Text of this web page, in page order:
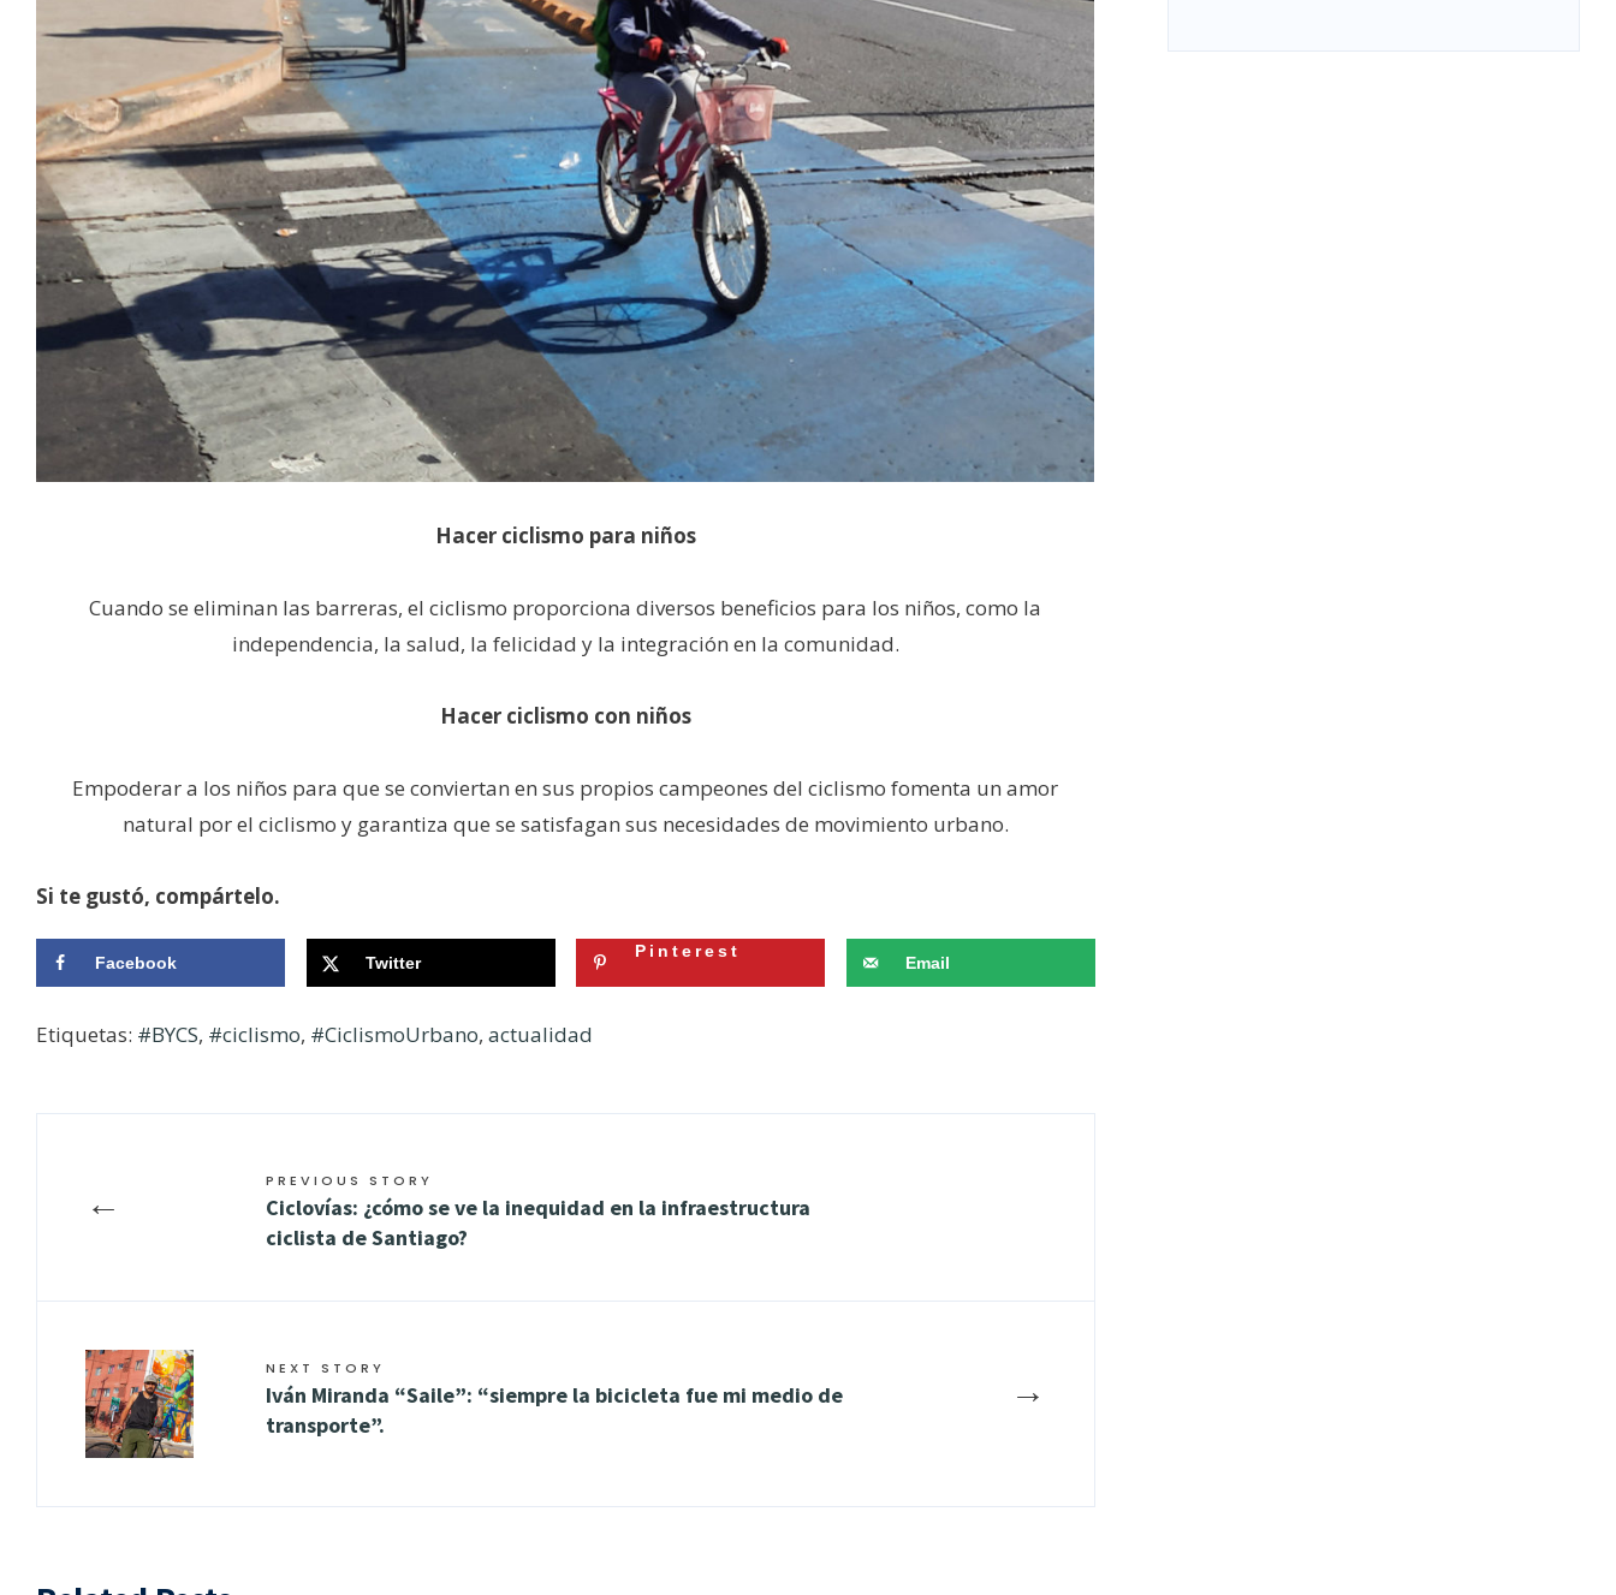
Hacer ciclismo para niños
Cuando se eliminan las barreras, el ciclismo proporciona diversos beneficios para los niños, como la
independencia, la salud, la felicidad y la integración en la comunidad.
Hacer ciclismo con niños
Empoderar a los niños para que se conviertan en sus propios campeones del ciclismo fomenta un amor
natural por el ciclismo y garantiza que se satisfagan sus necesidades de movimiento urbano.
Si te gustó, compártelo.
Facebook Twitter
Pinterest
Email
Etiquetas: #BYCS, #ciclismo, #CiclismoUrbano, actualidad
← PREVIOUS STORY
Ciclovías: ¿cómo se ve la inequidad en la infraestructura
ciclista de Santiago?
→
NEXT STORY
Iván Miranda “Saile”: “siempre la bicicleta fue mi medio de
transporte”.